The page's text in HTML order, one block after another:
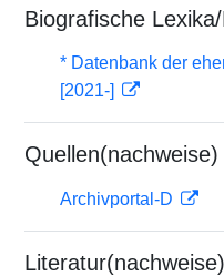
Biografische
* Datenbank der
[2021-]
Quellen(nachweise)
Archivportal-D
Literatur(nachweise)